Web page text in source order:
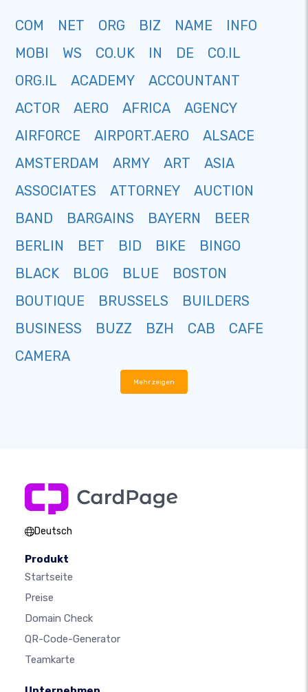
COM NET ORG BIZ NAME
INFO
MOBI
WS CO.UK IN DE
CO.IL
ORG.IL
ACADEMY
ACCOUNTANT
ACTOR
AERO AFRICA
AGENCY
AIRFORCE
AIRPORT.AERO
ALSACE
AMSTERDAM
ARMY ART
ASIA
ASSOCIATES
ATTORNEY
AUCTION
BAND
BARGAINS BAYERN
BEER
BERLIN
BET BID BIKE
BINGO
BLACK
BLOG BLUE
BOSTON
BOUTIQUE
BRUSSELS
BUILDERS
BUSINESS
BUZZ BZH CAB
CAFE
CAMERA
Mehr zeigen
Deutsch
Produkt
Startseite
Preise
Domain Check
QR-Code-Generator
Teamkarte